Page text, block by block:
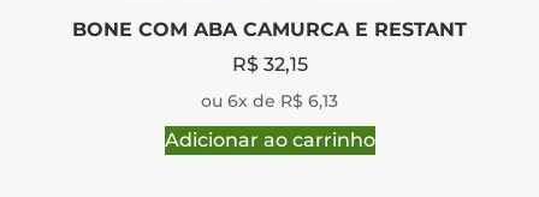
BONE COM ABA CAMURCA E RESTANT
R$32,15
ou 6x de R$ 6,13
Adicionar ao carrinho